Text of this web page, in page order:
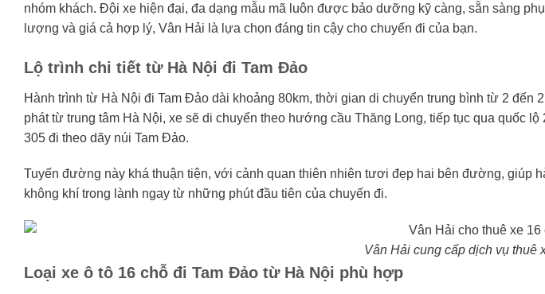
nhóm khách. Đội xe hiện đại, đa dạng mẫu mã luôn được bảo dưỡng kỹ càng, sẵn sàng
lượng và giá cả hợp lý, Vân Hải là lựa chọn đáng tin cậy cho chuyến đi của bạn.
Lộ trình chi tiết từ Hà Nội đi Tam Đảo
Hành trình từ Hà Nội đi Tam Đảo dài khoảng 80km, thời gian di chuyển trung bình từ 2 đến
phát từ trung tâm Hà Nội, xe sẽ di chuyển theo hướng cầu Thăng Long, tiếp tục qua quốc
305 đi theo dãy núi Tam Đảo.
Tuyến đường này khá thuận tiện, với cảnh quan thiên nhiên tươi đẹp hai bên đường, giúp
không khí trong lành ngay từ những phút đầu tiên của chuyến đi.
Vân Hải cung cấp dịch vụ thuê
Loại xe ô tô 16 chỗ đi Tam Đảo từ Hà Nội phù hợp